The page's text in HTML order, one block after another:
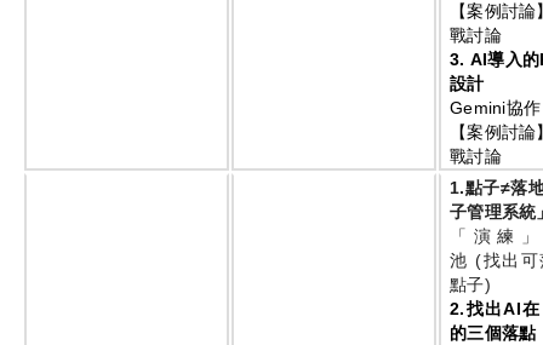
【案例討
戰討論
3. AI導入的
設計
Gemini協作
【案例討
戰討論
1.點子≠落
子管理系統
「演練
池 (找出
點子)
2.找出AI
的三個落點